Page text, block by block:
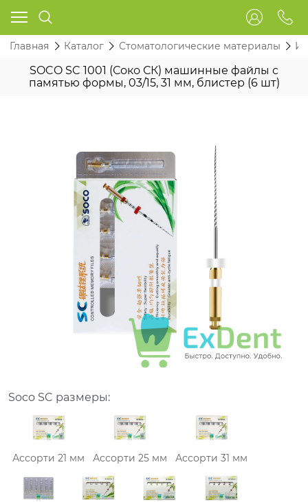
Главная Каталог Стоматологические материалы
SOCO SC 1001 (Соко СК) машинные файлы с
памятью формы, 03/15, 31 мм, блистер (6 шт)
Soco SC размеры:
Ассорти 21 мм Ассорти 25 мм Ассорти 31 мм